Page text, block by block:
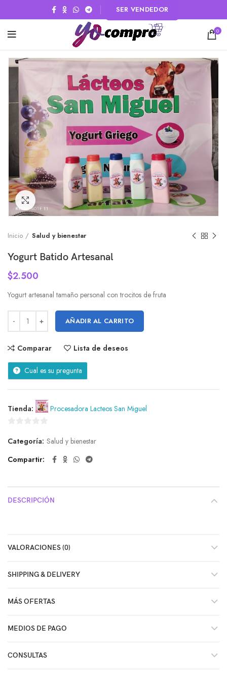
SER VENDEDOR
0
Click to enlarge
Inicio Salud y bienestar
Yogurt Batido Artesanal
$2.500
Yogurt artesanal tamaño personal con trocitos de fruta
AÑADIR AL CARRITO
Comparar Lista de deseos
Cual es su pregunta
Tienda: Procesadora Lacteos San Miguel
de
Categoría: Salud y bienestar
Compartir
DESCRIPCIÓN
VALORACIONES (0)
SHIPPING & DELIVERY
MÁS OFERTAS
MEDIOS DE PAGO
CONSULTAS